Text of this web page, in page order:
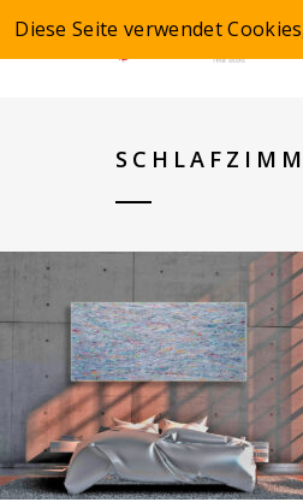
Diese Seite verwendet